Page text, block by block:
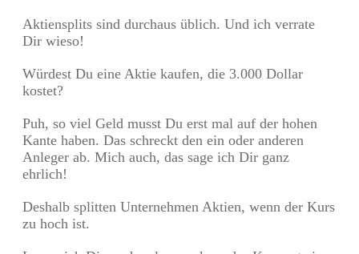
Aktiensplits sind durchaus üblich. Und ich verrate
Dir wieso!
Würdest Du eine Aktie kaufen, die 3.000 Dollar
kostet?
Puh, so viel Geld musst Du erst mal auf der hohen
Kante haben. Das schreckt den ein oder anderen
Anleger ab. Mich auch, das sage ich Dir ganz
ehrlich!
Deshalb splitten Unternehmen Aktien, wenn der Kurs
zu hoch ist.